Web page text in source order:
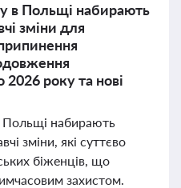
в Польщі набирають
зміни для
2026 року та нові
Польщі набирають
зміни, які суттєво
біженців, що
захистом.